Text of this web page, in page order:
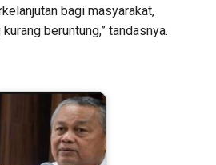
bagi masyarakat,
beruntung,” tandasnya.